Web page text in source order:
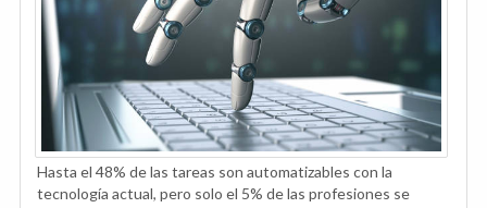
Hasta el 48% de las tareas son automatizables con la
tecnología actual, pero solo el 5% de las profesiones se